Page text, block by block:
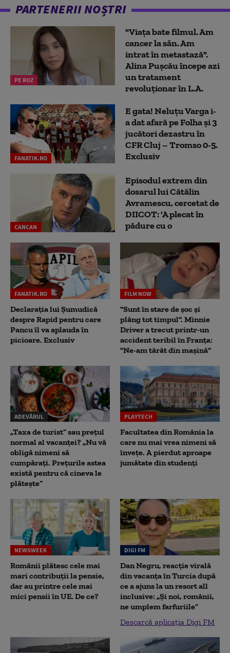
PARTENERII NOȘTRI
PE ROZ
"Viața bate filmul. Am
cancer la sân. Am
intrat în metastază".
Alina Pușcău începe azi
un tratament
revoluționar în L.A.
FANATIK.RO
E gata! Neluțu Varga i-
a dat afară pe Folha și 3
jucători dezastru în
CFR Cluj – Tromso 0-5.
Exclusiv
CANCAN
Episodul extrem din
dosarul lui Cătălin
Avramescu, cercetat de
DIICOT: 'A plecat în
pădure cu o
FANATIK.RO
Declarația lui Șumudică
despre Rapid pentru care
Pancu îl va aplauda în
picioare. Exclusiv
FILM NOW
"Sunt în stare de șoc și
plâng tot timpul". Minnie
Driver a trecut printr-un
accident teribil în Franța:
"Ne-am târât din mașină"
ADEVĂRUL
„Taxa de turist” sau prețul
normal al vacanței? „Nu vă
obligă nimeni să
cumpărați. Prețurile astea
există pentru că cineva le
plătește”
PLAYTECH
Facultatea din România la
care nu mai vrea nimeni să
înveţe. A pierdut aproape
jumătate din studenţi
NEWSWEEK
Românii plătesc cele mai
mari contribuții la pensie,
dar au printre cele mai
mici pensii în UE. De ce?
DIGI FM
Dan Negru, reacție virală
din vacanța în Turcia după
ce a ajuns la un resort all
inclusive: „Și noi, românii,
ne umplem farfuriile”
Descarcă aplicația Digi FM